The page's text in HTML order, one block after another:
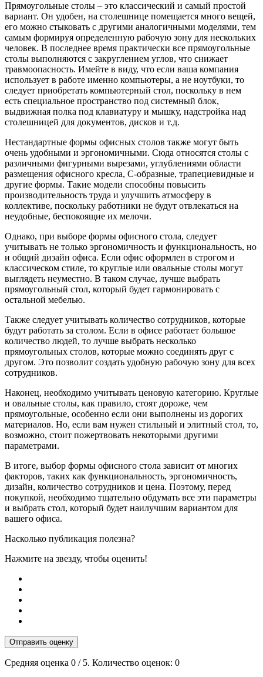
Прямоугольные столы – это классический и самый простой
вариант. Он удобен, на столешнице помещается много вещей,
его можно стыковать с другими аналогичными моделями, тем
самым формируя определенную рабочую зону для нескольких
человек. В последнее время практически все прямоугольные
столы выполняются с закруглением углов, что снижает
травмоопасность. Имейте в виду, что если ваша компания
использует в работе именно компьютеры, а не ноутбуки, то
следует приобретать компьютерный стол, поскольку в нем
есть специальное пространство под системный блок,
выдвижная полка под клавиатуру и мышку, надстройка над
столешницей для документов, дисков и т.д.
Нестандартные формы офисных столов также могут быть
очень удобными и эргономичными. Сюда относятся столы с
различными фигурными вырезами, углублениями области
размещения офисного кресла, С-образные, трапециевидные и
другие формы. Такие модели способны повысить
производительность труда и улучшить атмосферу в
коллективе, поскольку работники не будут отвлекаться на
неудобные, беспокоящие их мелочи.
Однако, при выборе формы офисного стола, следует
учитывать не только эргономичность и функциональность, но
и общий дизайн офиса. Если офис оформлен в строгом и
классическом стиле, то круглые или овальные столы могут
выглядеть неуместно. В таком случае, лучше выбрать
прямоугольный стол, который будет гармонировать с
остальной мебелью.
Также следует учитывать количество сотрудников, которые
будут работать за столом. Если в офисе работает большое
количество людей, то лучше выбрать несколько
прямоугольных столов, которые можно соединять друг с
другом. Это позволит создать удобную рабочую зону для всех
сотрудников.
Наконец, необходимо учитывать ценовую категорию. Круглые
и овальные столы, как правило, стоят дороже, чем
прямоугольные, особенно если они выполнены из дорогих
материалов. Но, если вам нужен стильный и элитный стол, то,
возможно, стоит пожертвовать некоторыми другими
параметрами.
В итоге, выбор формы офисного стола зависит от многих
факторов, таких как функциональность, эргономичность,
дизайн, количество сотрудников и цена. Поэтому, перед
покупкой, необходимо тщательно обдумать все эти параметры
и выбрать стол, который будет наилучшим вариантом для
вашего офиса.
Насколько публикация полезна?
Нажмите на звезду, чтобы оценить!
Отправить оценку
Средняя оценка 0 / 5. Количество оценок: 0